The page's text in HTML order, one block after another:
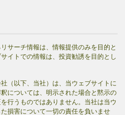
サーチ情報は、情報提供のみを目的と
イトでの情報は、投資勧誘を目的とし
（以下、当社）は、当ウェブサイトに
については、明示された場合と黙示の
行うものではありません。当社は当ウ
損害について一切の責任を負いませ